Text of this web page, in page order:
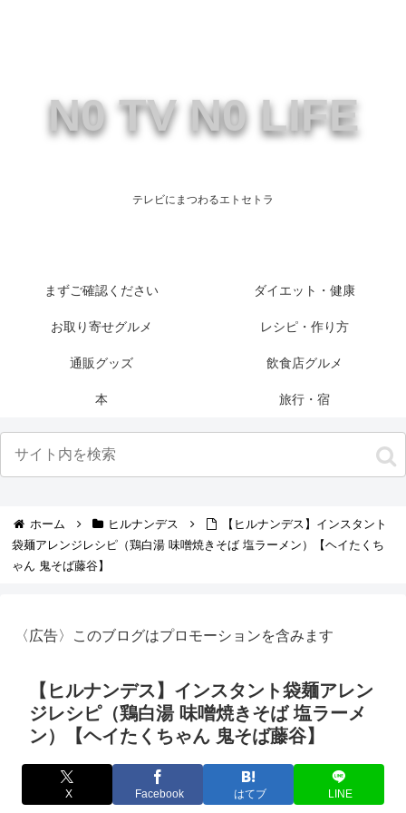
N0 TV N0 LIFE
テレビにまつわるエトセトラ
まずご確認ください ダイエット・健康
お取り寄せグルメ レシピ・作り方
通販グッズ 飲食店グルメ
本 旅行・宿
ホーム ヒルナンデス
【ヒルナンデス】インスタント
袋麺アレンジレシピ（鶏白湯 味噌焼きそば 塩ラーメン）【ヘイたくち
ゃん 鬼そば藤谷】
〈広告〉このブログはプロモーションを含みます
【ヒルナンデス】インスタント袋麺アレン
ジレシピ（鶏白湯 味噌焼きそば 塩ラーメ
ン）【ヘイたくちゃん 鬼そば藤谷】
X Facebook はてブ LINE